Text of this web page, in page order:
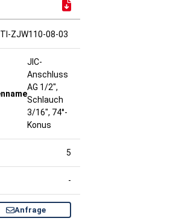
TI-ZJW110-08-03
JIC-
Anschluss
AG 1/2",
Schlauch
3/16", 74°-
Konus
5
-
Anfrage